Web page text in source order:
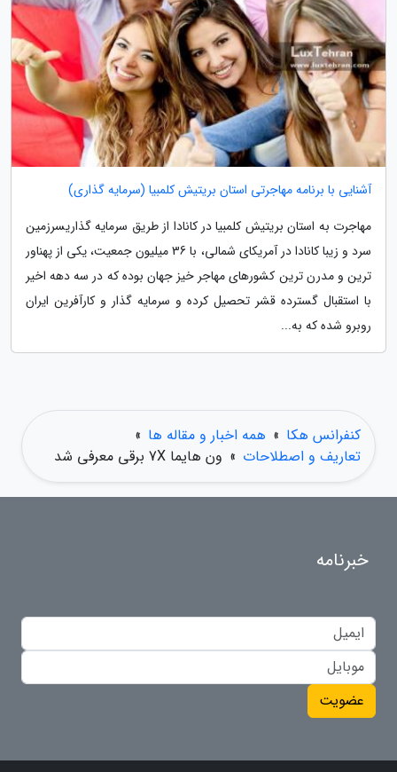
آشنایی با برنامه مهاجرتی استان بریتیش کلمبیا (سرمایه گذاری)
مهاجرت به استان بریتیش کلمبیا در کانادا از طریق سرمایه گذاریسرزمین
سرد و زیبا کانادا در آمریکای شمالی، با 36 میلیون جمعیت، یکی از پهناور
ترین و مدرن ترین کشورهای مهاجر خیز جهان بوده که در سه دهه اخیر
با استقبال گسترده قشر تحصیل کرده و سرمایه گذار و کارآفرین ایران
روبرو شده که به...
کنفرانس هکا » همه اخبار و مقاله ها »
تعاریف و اصطلاحات » ون هایما 7X برقی معرفی شد
خبرنامه
عضویت